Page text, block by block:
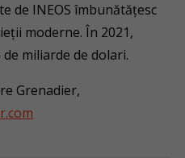
de INEOS îmbunătățesc
moderne. În 2021,
miliarde de dolari.
Grenadier,